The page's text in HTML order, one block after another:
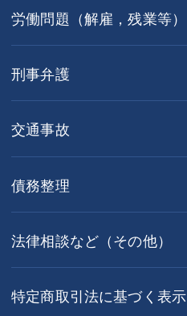
労働問題（解雇，残業等）
刑事弁護
交通事故
債務整理
法律相談など（その他）
特定商取引法に基づく表示